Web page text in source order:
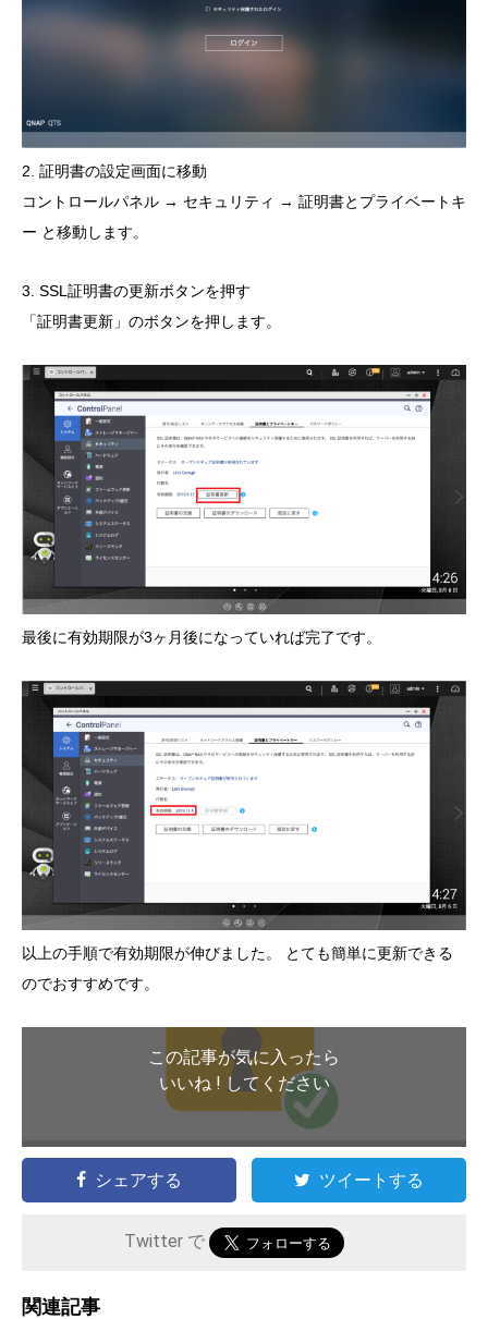
2. 証明書の設定画面に移動
コントロールパネル → セキュリティ → 証明書とプライベートキ
ー と移動します。
3. SSL証明書の更新ボタンを押す
「証明書更新」のボタンを押します。
最後に有効期限が3ヶ月後になっていれば完了です。
以上の手順で有効期限が伸びました。 とても簡単に更新できる
のでおすすめです。
この記事が気に入ったら
いいね ! してください
シェアする ツイートする
Twitter で
関連記事